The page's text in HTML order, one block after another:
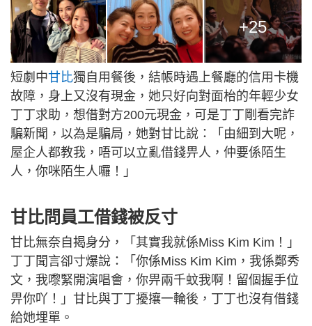
+25
短劇中甘比獨自用餐後，結帳時遇上餐廳的信用卡機
故障，身上又沒有現金，她只好向對面枱的年輕少女
丁丁求助，想借對方200元現金，可是丁丁剛看完詐
騙新聞，以為是騙局，她對甘比說：「由細到大呢，
屋企人都教我，唔可以立亂借錢畀人，仲要係陌生
人，你咪陌生人囉！」
甘比問員工借錢被反寸
甘比無奈自揭身分，「其實我就係Miss Kim Kim！」
丁丁聞言卻寸爆說：「你係Miss Kim Kim，我係鄭秀
文，我嚟緊開演唱會，你畀兩千蚊我啊！留個握手位
畀你吖！」甘比與丁丁擾攘一輪後，丁丁也沒有借錢
給她埋單。